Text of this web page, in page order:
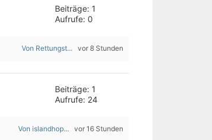
Beiträge: 1
Aufrufe: 0
Von Rettungst... vor 8 Stunden
Beiträge: 1
Aufrufe: 24
Von islandhop... vor 16 Stunden